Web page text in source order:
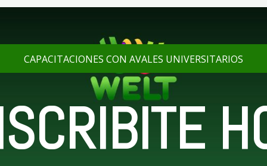
CAPACITACIONES CON AVALES UNIVERSITARIOS